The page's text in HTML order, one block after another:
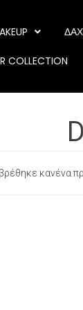
COLLECTION
κανένα